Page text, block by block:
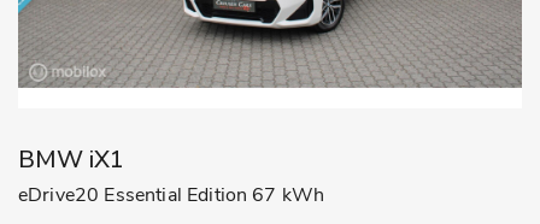
BMW iX1
eDrive20 Essential Edition 67 kWh